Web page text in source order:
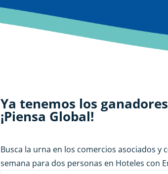
Ya tenemos los
¡Piensa Global!
Busca la urna en los comercios asociados y
semana para dos personas en Hoteles con